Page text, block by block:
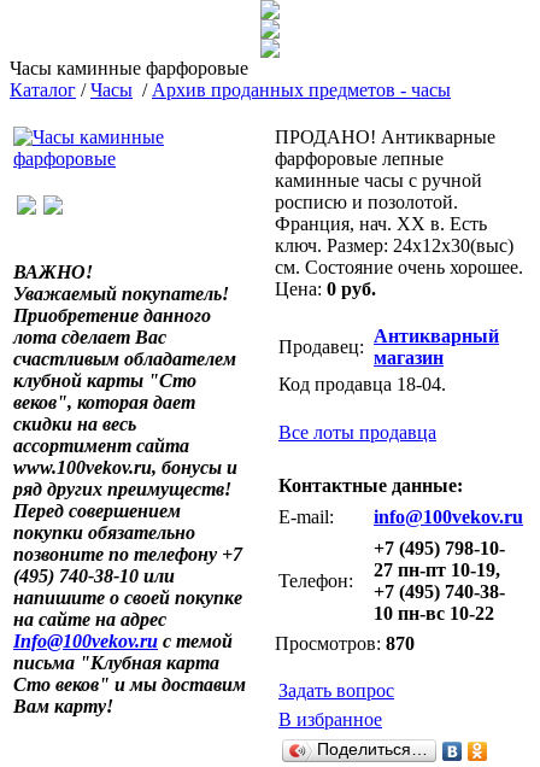
Часы каминные фарфоровые
Каталог /Часы / Архив проданных предметов - часы
ВАЖНО!
Уважаемый покупатель!
Приобретение данного
лота сделает Вас
счастливым обладателем
клубной карты "Сто
веков", которая дает
скидки на весь
ассортимент сайта
www.100vekov.ru, бонусы и
ряд других преимуществ!
Перед совершением
покупки обязательно
позвоните по телефону +7
(495) 740-38-10 или
напишите о своей покупке
на сайте на адрес
Info@100vekov.ru с темой
письма "Клубная карта
Сто веков" и мы доставим
Вам карту!
ПРОДАНО! Антикварные
фарфоровые лепные
каминные часы с ручной
росписю и позолотой.
Франция, нач. XX в. Есть
ключ. Размер: 24х12х30(выс)
см. Состояние очень хорошее.
Цена: 0 руб.
Продавец:
Антикварный
магазин
Код продавца 18-04.
Все лоты продавца
Контактные данные:
E-mail:
info@100vekov.ru
Телефон:
+7 (495) 798-10-
27 пн-пт 10-19,
+7 (495) 740-38-
10 пн-вс 10-22
Просмотров: 870
Задать вопрос
В избранное
Поделиться…